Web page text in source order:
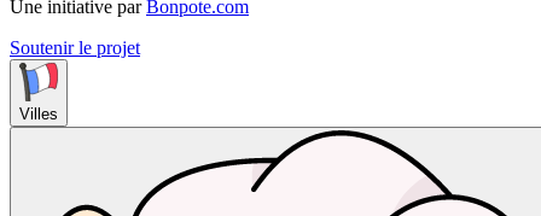
Une initiative par Bonpote.com
Soutenir le projet
Villes